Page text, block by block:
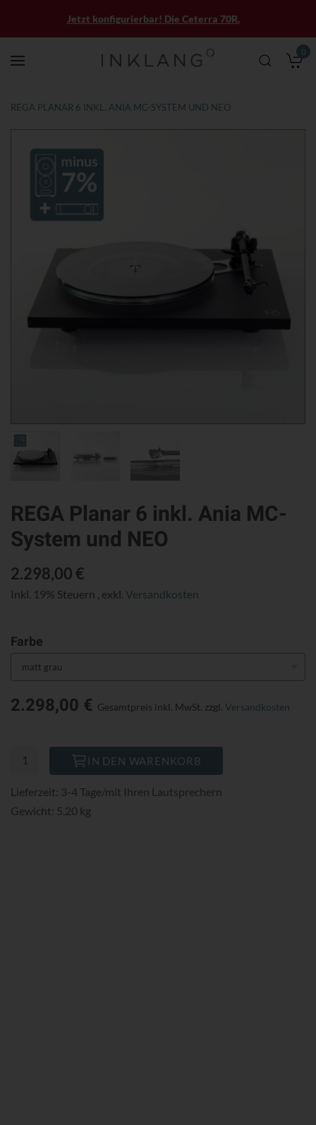
0
Jetzt konfigurierbar! Die Ceterra 70R.
REGA PLANAR 6 INKL. ANIA MC-SYSTEM UND NEO
Bildergalerie
springen
Bildergalerie
springen
REGA Planar 6 inkl. Ania MC-
System und NEO
2.298,00 €
Inkl. 19% Steuern exkl. Versandkosten
Farbe
2.298,00 € Gesamtpreis inkl. MwSt. zzgl. Versandkosten
IN DEN WARENKORB
Lieferzeit: 3-4 Tage/mit Ihren Lautsprechern
Gewicht: 5.20 kg